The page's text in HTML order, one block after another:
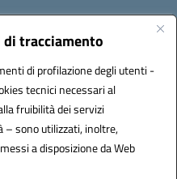
tracciamento
di profilazione degli utenti -
tecnici necessari al
fruibilità dei servizi
– sono utilizzati, inoltre,
a disposizione da Web
- Palermo